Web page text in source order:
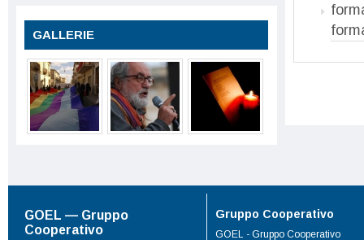
GALLERIE
GOEL — Gruppo
Cooperativo
Gruppo Cooperativo
GOEL - Gruppo Cooperativo